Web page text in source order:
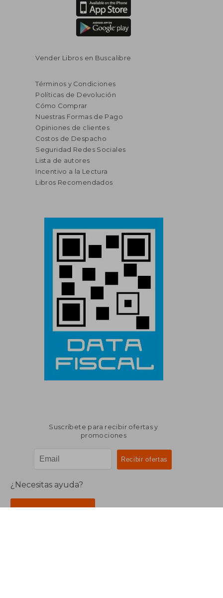
Vender Libros en Buscalibre
Términos y Condiciones
Políticas de Devolución
Cómo Comprar
Nuestras Formas de Pago
Opiniones de clientes
Costos de Despacho
Seguridad Redes Sociales
Lista de autores
Incentivo a la Lectura
Libros Recomendados
Suscríbete para recibir ofertas y
promociones
¿Necesitas ayuda?